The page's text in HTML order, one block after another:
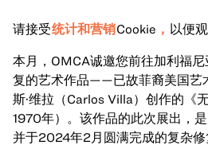
请接受统计和营销Cookie ， 以便
本月，OMCA诚邀您前往加利福
复的艺术作品——已故菲裔美国艺
斯·维拉（Carlos Villa）创作的《
1970年）。该作品的此次展出，
并于2024年2月圆满完成的复杂修